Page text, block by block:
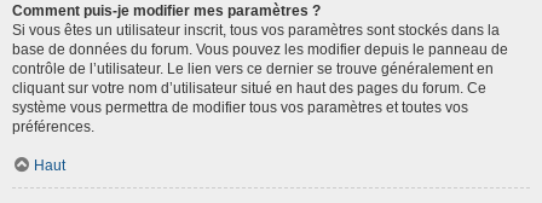
Comment puis-je modifier mes paramètres ?
Si vous êtes un utilisateur inscrit, tous vos paramètres sont stockés dans la
base de données du forum. Vous pouvez les modifier depuis le panneau de
contrôle de l’utilisateur. Le lien vers ce dernier se trouve généralement en
cliquant sur votre nom d’utilisateur situé en haut des pages du forum. Ce
système vous permettra de modifier tous vos paramètres et toutes vos
préférences.
Haut